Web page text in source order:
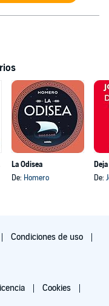
La Odisea
De: Homero
De:
Condiciones de uso
Cookies